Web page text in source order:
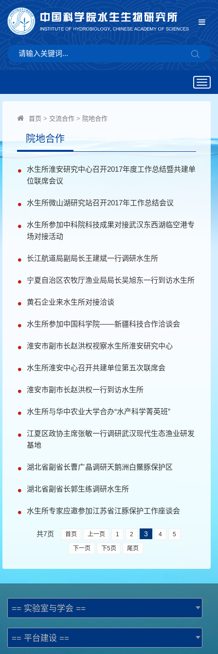
首页 > 交流合作 > 院地合作
院地合作
水生所淮安研究中心召开2017年度工作总结暨共建单
位联席会议
水生所微山湖研究站召开2017年工作总结会议
水生所参加中科院科技成果对接武汉东西湖临空港专
场对接活动
长江航道局副局长王建斌一行调研水生所
宁夏自治区农牧厅渔业局局长吴旭东一行到访水生所
黄石企业来水生所对接洽谈
水生所参加中国科学院——新疆科技合作洽谈会
淮安市副市长赵洪权视察水生所淮安研究中心
水生所淮安中心召开共建单位第五次联席会
淮安市副市长赵洪权一行到访水生所
水生所与华中农业大学合办“水产科学菁英班”
江夏区政协主席张敏一行调研武汉现代生态渔业研发
基地
湖北省副省长曹广晶调研天鹅洲白鱀豚保护区
湖北省副省长郭生练调研水生所
水生所专家应邀参加江苏省江豚保护工作座谈会
共7页 首页 上一页 1 2 3 4 5
下一页 下5页 尾页
== 实验室与学会 ==
== 平台建设 ==